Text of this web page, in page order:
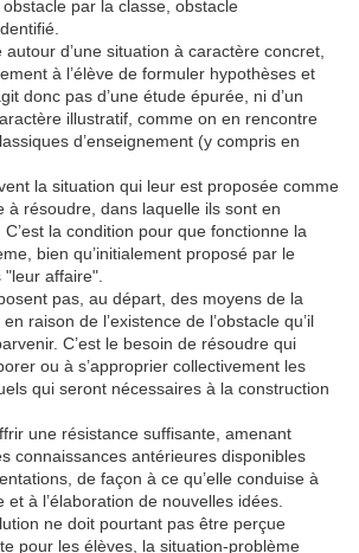
par la classe, obstacle
autour d’une situation à caractère concret,
à l’élève de formuler hypothèses et
donc pas d’une étude épurée, ni d’un
illustratif, comme on en rencontre
d’enseignement (y compris en
la situation qui leur est proposée comme
à résoudre, dans laquelle ils sont en
C’est la condition pour que fonctionne la
bien qu’initialement proposé par le
affaire".
pas, au départ, des moyens de la
raison de l’existence de l’obstacle qu’il
C’est le besoin de résoudre qui
ou à s’approprier collectivement les
qui seront nécessaires à la construction
une résistance suffisante, amenant
connaissances antérieures disponibles
de façon à ce qu’elle conduise à
à l’élaboration de nouvelles idées.
ne doit pourtant pas être perçue
pour les élèves, la situation-problème